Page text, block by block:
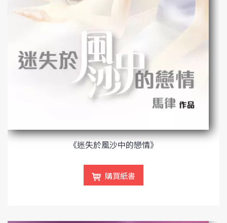
《迷失於風沙中的戀情》
購買紙書